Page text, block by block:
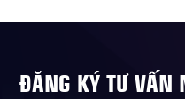
ĐĂNG KÝ TƯ VẤN